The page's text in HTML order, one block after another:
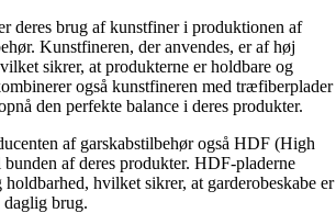
deres brug af kunstfiner i produktionen af
Kunstfineren, der anvendes, er af høj
sikrer, at produkterne er holdbare og
også kunstfineren med træfiberplader
den perfekte balance i deres produkter.
af garskabstilbehør også HDF (High
af deres produkter. HDF-pladerne
hvilket sikrer, at garderobeskabe er
daglig brug.